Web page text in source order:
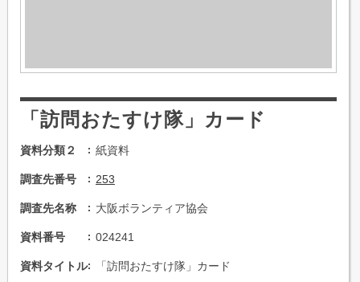
「訪問おたすけ隊」カード
資料分類２ 紙資料
調査先番号 253
調査先名称 大阪ボランティア協会
資料番号 024241
資料タイトル 「訪問おたすけ隊」カード